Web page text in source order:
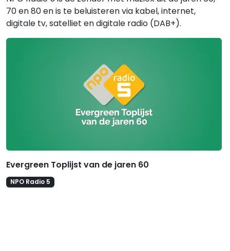
70 en 80 en is te beluisteren via kabel, internet,
digitale tv, satelliet en digitale radio (DAB+).
Gerelateerde hitlijsten
Evergreen Toplijst van de jaren 60
NPO Radio 5